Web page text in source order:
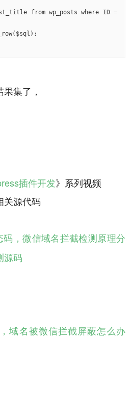
from wp_posts where ID =
集了，
插件开发》系列视频
，微信域名拦截检测原理分
源码
域名被微信拦截屏蔽怎么办